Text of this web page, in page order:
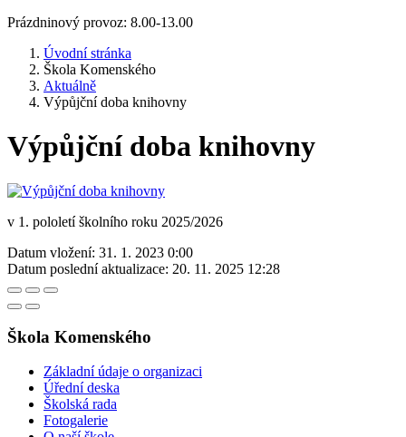
Prázdninový provoz: 8.00-13.00
Úvodní stránka
Škola Komenského
Aktuálně
Výpůjční doba knihovny
Výpůjční doba knihovny
v 1. pololetí školního roku 2025/2026
Datum vložení: 31. 1. 2023 0:00
Datum poslední aktualizace: 20. 11. 2025 12:28
Škola Komenského
Základní údaje o organizaci
Úřední deska
Školská rada
Fotogalerie